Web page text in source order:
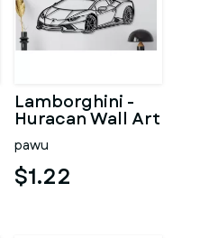
Lamborghini -
Huracan Wall Art
pawu
$1.22